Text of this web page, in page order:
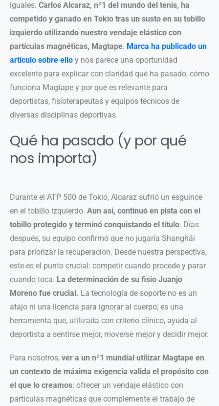
iguales: Carlos Alcaraz, nº1 del mundo del tenis, ha
competido y ganado en Tokio tras un susto en su tobillo
izquierdo utilizando nuestro vendaje elástico con
partículas magnéticas, Magtape. Marca ha publicado un
artículo sobre ello y nos parece una oportunidad
excelente para explicar con claridad qué ha pasado, cómo
funciona Magtape y por qué es relevante para
deportistas, fisioterapeutas y equipos técnicos de
diversas disciplinas deportivas.
Qué ha pasado (y por qué
nos importa)
Durante el ATP 500 de Tokio, Alcaraz sufrió un esguince
en el tobillo izquierdo. Aun así, continuó en pista con el
tobillo protegido y terminó conquistando el título. Días
después, su equipo confirmó que no jugaría Shanghái
para priorizar la recuperación. Desde nuestra perspectiva,
este es el punto crucial: competir cuando procede y parar
cuando toca. La determinación de su fisio Juanjo
Moreno fue crucial. La tecnología de soporte no es un
atajo ni una licencia para ignorar al cuerpo; es una
herramienta que, utilizada con criterio clínico, ayuda al
deportista a sentirse mejor, moverse mejor y decidir mejor.
Para nosotros, ver a un nº1 mundial utilizar Magtape en
un contexto de máxima exigencia valida el propósito con
el que lo creamos: ofrecer un vendaje elástico con
partículas magnéticas que complemente el trabajo de